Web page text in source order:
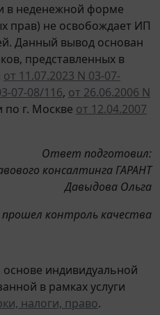
в неденежной форме
прав) не освобождает ИП
Данный вывод основан
представленных в
от 11.07.2023 N 03-07-
07-08/116, от 26.06.2006 N
г. Москве от 12.04.2007
Ответ подготовил:
консалтинга ГАРАНТ
Давыдова Ольга
контроль качества
индивидуальной
в рамках услуги
налоги, право.